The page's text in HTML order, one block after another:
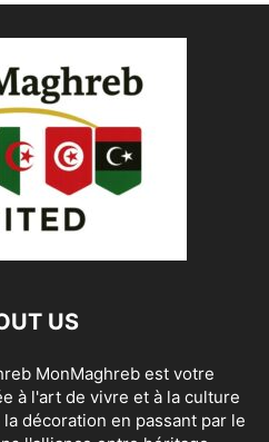
US
MonMaghreb est votre
à l'art de vivre et à la culture
décoration en passant par le